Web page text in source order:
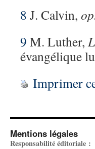
8 J. Calvin,
9 M. Luther,
évangélique
Imprimer
Mentions légales
Responsabilité éditoriale :